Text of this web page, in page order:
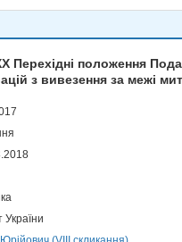
Перехідні положення
з вивезення за межі